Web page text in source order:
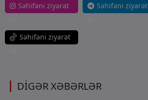
Səhifəni ziyarət
Səhifəni ziyarət
Səhifəni ziyarət
DİGƏR XƏBƏRLƏR